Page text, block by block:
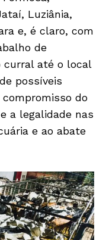
Luziânia,
e, é claro, com
de
curral até o local
possíveis
do
a legalidade nas
e ao abate